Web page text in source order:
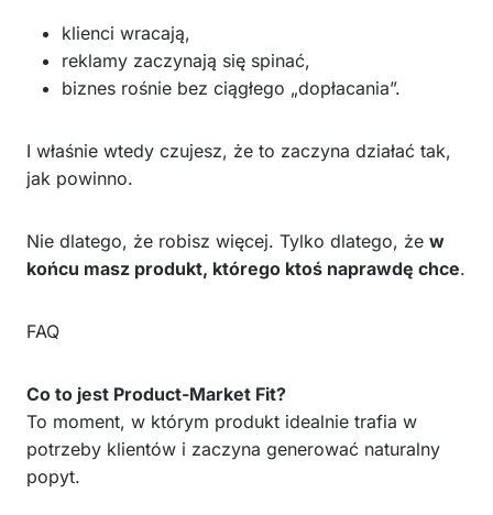
klienci wracają,
reklamy zaczynają się spinać,
biznes rośnie bez ciągłego „dopłacania”.
I właśnie wtedy czujesz, że to zaczyna działać tak,
jak powinno.
Nie dlatego, że robisz więcej. Tylko dlatego, że w
końcu masz produkt, którego ktoś naprawdę chce.
FAQ
Co to jest Product-Market Fit?
To moment, w którym produkt idealnie trafia w
potrzeby klientów i zaczyna generować naturalny
popyt.